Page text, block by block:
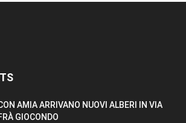
AMIA ARRIVANO NUOVI ALBERI IN VIA
GIOCONDO